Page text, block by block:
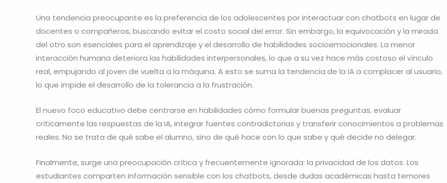
Una tendencia preocupante es la preferencia de los adolescentes por interactuar con chatbots en lugar de
docentes o compañeros, buscando evitar el costo social del error. Sin embargo, la equivocación y la mirada
del otro son esenciales para el aprendizaje y el desarrollo de habilidades socioemocionales. La menor
interacción humana deteriora las habilidades interpersonales, lo que a su vez hace más costoso el vínculo
real, empujando al joven de vuelta a la máquina. A esto se suma la tendencia de la IA a complacer al usuario,
lo que impide el desarrollo de la tolerancia a la frustración.
El nuevo foco educativo debe centrarse en habilidades cómo formular buenas preguntas, evaluar
críticamente las respuestas de la IA, integrar fuentes contradictorias y transferir conocimientos a problemas
reales. No se trata de qué sabe el alumno, sino de qué hace con lo que sabe y qué decide no delegar.
Finalmente, surge una preocupación crítica y frecuentemente ignorada: la privacidad de los datos. Los
estudiantes comparten información sensible con los chatbots, desde dudas académicas hasta temores